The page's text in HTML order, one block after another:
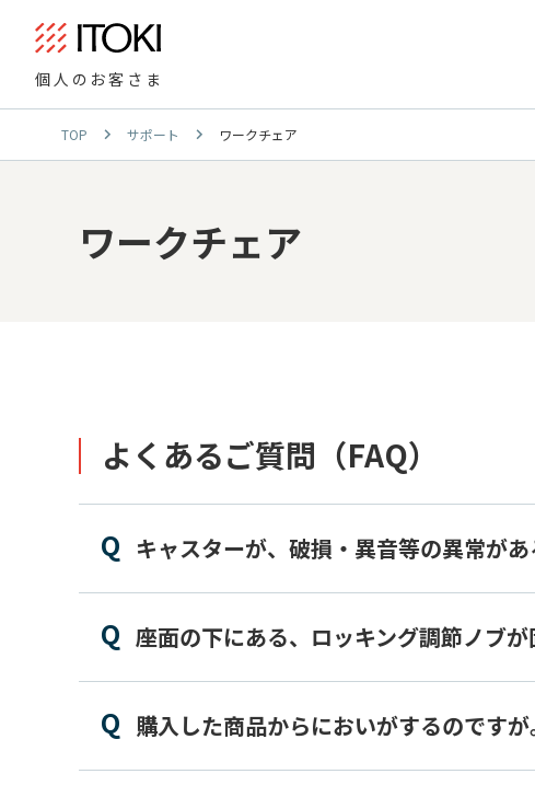
個人のお客さま
TOP サポート ワークチェア
ワークチェア
よくあるご質問（FAQ）
キャスターが、破損・異音等の異常があ
座面の下にある、ロッキング調節ノブが
購入した商品からにおいがするのですが